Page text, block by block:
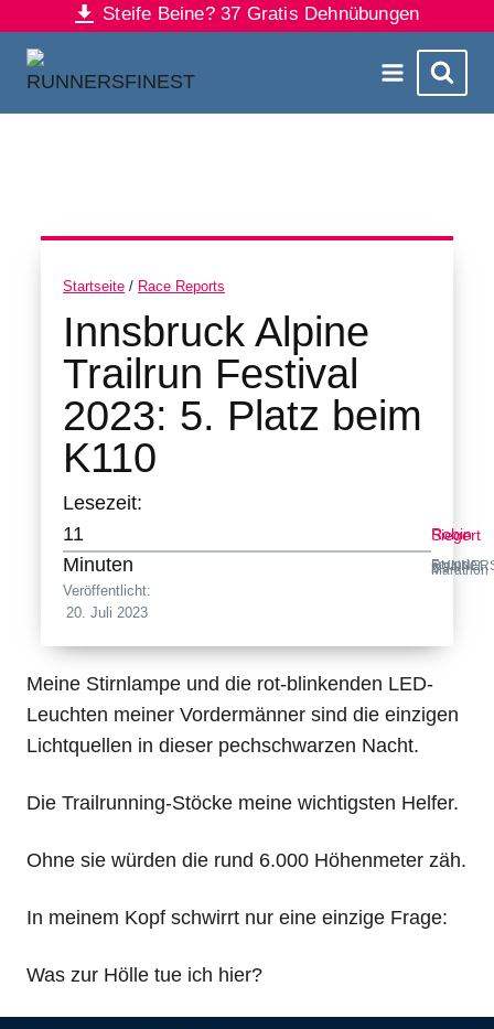
Steife Beine? 37 Gratis Dehnübungen
Zum
Inhalt
springen
Startseite / Race Reports
Innsbruck Alpine
Trailrun Festival
2023: 5. Platz beim
K110
Lesezeit:
11
Minuten
Veröffentlicht:
20. Juli 2023
Robin Siegert
Founder RUNNERSFINEST · 2:34 h Marathon
Meine Stirnlampe und die rot-blinkenden LED-
Leuchten meiner Vordermänner sind die einzigen
Lichtquellen in dieser pechschwarzen Nacht.
Die Trailrunning-Stöcke meine wichtigsten Helfer.
Ohne sie würden die rund 6.000 Höhenmeter zäh.
In meinem Kopf schwirrt nur eine einzige Frage:
Was zur Hölle tue ich hier?